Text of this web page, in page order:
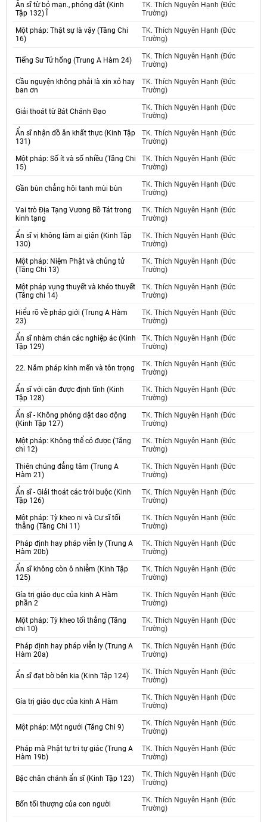
Ẩn sĩ từ bỏ mạn., phóng dật (Kinh
Tập 132) Ĩ
TK. Thích Nguyên Hạnh (Đức
Trường)
Một pháp: Thật sự là vậy (Tăng Chi
16)
TK. Thích Nguyên Hạnh (Đức
Trường)
Tiếng Sư Tử hống (Trung A Hàm 24)
TK. Thích Nguyên Hạnh (Đức
Trường)
Cầu nguyện không phải là xin xỏ hay
ban ơn
TK. Thích Nguyên Hạnh (Đức
Trường)
Giải thoát từ Bát Chánh Đạo
TK. Thích Nguyên Hạnh (Đức
Trường)
Ẩn sĩ nhận đồ ăn khất thực (Kinh Tập
131)
TK. Thích Nguyên Hạnh (Đức
Trường)
Một pháp: Số ít và số nhiều (Tăng Chi
15)
TK. Thích Nguyên Hạnh (Đức
Trường)
Gần bùn chẳng hôi tanh mùi bùn
TK. Thích Nguyên Hạnh (Đức
Trường)
Vai trò Địa Tạng Vương Bồ Tát trong
kinh tạng
TK. Thích Nguyên Hạnh (Đức
Trường)
Ẩn sĩ vị không làm ai giận (Kinh Tập
130)
TK. Thích Nguyên Hạnh (Đức
Trường)
Một pháp: Niệm Phật và chủng tử
(Tăng Chi 13)
TK. Thích Nguyên Hạnh (Đức
Trường)
Một pháp vụng thuyết và khéo thuyết
(Tăng chi 14)
TK. Thích Nguyên Hạnh (Đức
Trường)
Hiểu rõ về pháp giới (Trung A Hàm
23)
TK. Thích Nguyên Hạnh (Đức
Trường)
Ẩn sĩ nhàm chán các nghiệp ác (Kinh
Tập 129)
TK. Thích Nguyên Hạnh (Đức
Trường)
22. Năm pháp kính mến và tôn trọng
TK. Thích Nguyên Hạnh (Đức
Trường)
Ẩn sĩ với căn được định tĩnh (Kinh
Tập 128)
TK. Thích Nguyên Hạnh (Đức
Trường)
Ẩn sĩ - Không phóng dật dao động
(Kinh Tập 127)
TK. Thích Nguyên Hạnh (Đức
Trường)
Một pháp: Không thể có được (Tăng
chi 12)
TK. Thích Nguyên Hạnh (Đức
Trường)
Thiên chúng đẳng tâm (Trung A
Hàm 21)
TK. Thích Nguyên Hạnh (Đức
Trường)
Ẩn sĩ - Giải thoát các trói buộc (Kinh
Tập 126)
TK. Thích Nguyên Hạnh (Đức
Trường)
Một pháp: Tỳ kheo ni và Cư sĩ tối
thắng (Tăng Chi 11)
TK. Thích Nguyên Hạnh (Đức
Trường)
Pháp định hay pháp viễn ly (Trung A
Hàm 20b)
TK. Thích Nguyên Hạnh (Đức
Trường)
Ẩn sĩ không còn ô nhiễm (Kinh Tập
125)
TK. Thích Nguyên Hạnh (Đức
Trường)
Gía trị giáo dục của kinh A Hàm
phần 2
TK. Thích Nguyên Hạnh (Đức
Trường)
Một pháp: Tỳ kheo tối thắng (Tăng
chi 10)
TK. Thích Nguyên Hạnh (Đức
Trường)
Pháp định hay pháp viễn ly (Trung A
Hàm 20a)
TK. Thích Nguyên Hạnh (Đức
Trường)
Ẩn sĩ đạt bờ bên kia (Kinh Tập 124)
TK. Thích Nguyên Hạnh (Đức
Trường)
Gía trị giáo dục của kinh A Hàm
TK. Thích Nguyên Hạnh (Đức
Trường)
Một pháp: Một ngưới (Tăng Chi 9)
TK. Thích Nguyên Hạnh (Đức
Trường)
Pháp mà Phật tự tri tự giác (Trung A
Hàm 19b)
TK. Thích Nguyên Hạnh (Đức
Trường)
Bậc chân chánh ẩn sĩ (Kinh Tập 123)
TK. Thích Nguyên Hạnh (Đức
Trường)
Bốn tối thượng của con người
TK. Thích Nguyên Hạnh (Đức
Trường)